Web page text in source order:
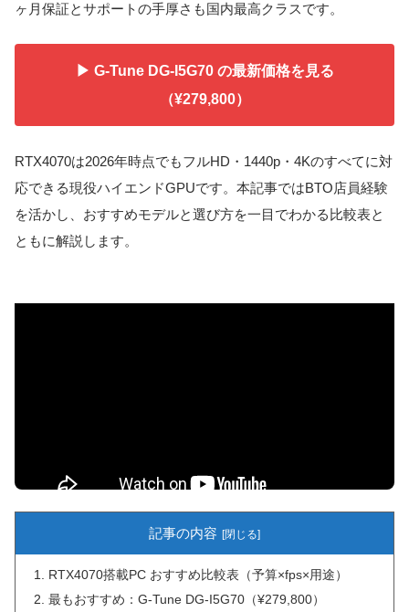
ヶ月保証とサポートの手厚さも国内最高クラスです。
▶ G-Tune DG-I5G70 の最新価格を見る
（¥279,800）
RTX4070は2026年時点でもフルHD・1440p・4Kのすべてに対
応できる現役ハイエンドGPUです。本記事ではBTO店員経験
を活かし、おすすめモデルと選び方を一目でわかる比較表と
ともに解説します。
記事の内容
RTX4070搭載PC おすすめ比較表（予算×fps×用途）
最もおすすめ：G-Tune DG-I5G70（¥279,800）